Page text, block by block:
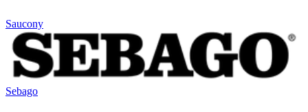
Saucony
Sebago